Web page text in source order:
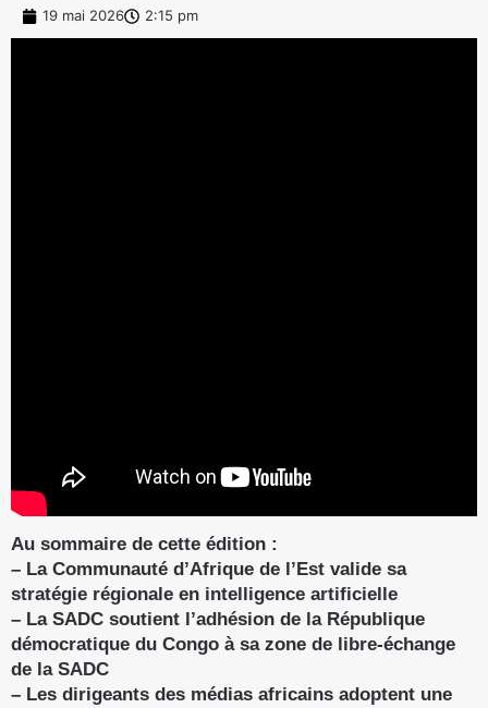
19 mai 2026 2:15 pm
Au sommaire de cette édition :
– La Communauté d’Afrique de l’Est valide sa
stratégie régionale en intelligence artificielle
– La SADC soutient l’adhésion de la République
démocratique du Congo à sa zone de libre-échange
de la SADC
– Les dirigeants des médias africains adoptent une